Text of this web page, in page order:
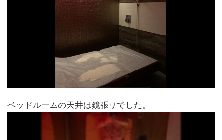
ベッドルームの天井は鏡張りでした。